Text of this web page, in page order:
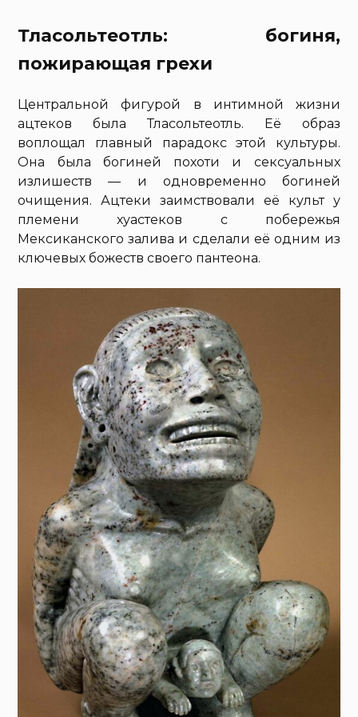
Тласольтеотль: богиня,
пожирающая грехи
Центральной фигурой в интимной жизни
ацтеков была Тласольтеотль. Её образ
воплощал главный парадокс этой культуры.
Она была богиней похоти и сексуальных
излишеств — и одновременно богиней
очищения. Ацтеки заимствовали её культ у
племени хуастеков с побережья
Мексиканского залива и сделали её одним из
ключевых божеств своего пантеона.